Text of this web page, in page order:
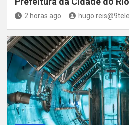
2 horas ago